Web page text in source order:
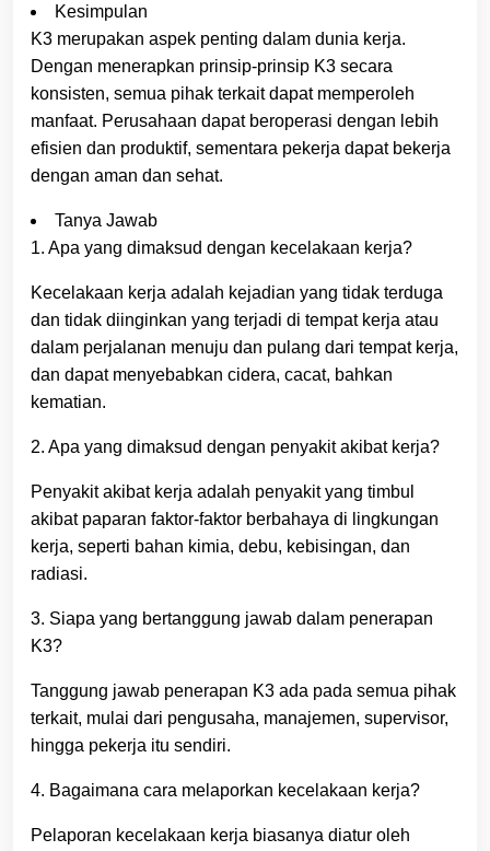
Kesimpulan
K3 merupakan aspek penting dalam dunia kerja.
Dengan menerapkan prinsip-prinsip K3 secara
konsisten, semua pihak terkait dapat memperoleh
manfaat. Perusahaan dapat beroperasi dengan lebih
efisien dan produktif, sementara pekerja dapat bekerja
dengan aman dan sehat.
Tanya Jawab
1. Apa yang dimaksud dengan kecelakaan kerja?
Kecelakaan kerja adalah kejadian yang tidak terduga
dan tidak diinginkan yang terjadi di tempat kerja atau
dalam perjalanan menuju dan pulang dari tempat kerja,
dan dapat menyebabkan cidera, cacat, bahkan
kematian.
2. Apa yang dimaksud dengan penyakit akibat kerja?
Penyakit akibat kerja adalah penyakit yang timbul
akibat paparan faktor-faktor berbahaya di lingkungan
kerja, seperti bahan kimia, debu, kebisingan, dan
radiasi.
3. Siapa yang bertanggung jawab dalam penerapan
K3?
Tanggung jawab penerapan K3 ada pada semua pihak
terkait, mulai dari pengusaha, manajemen, supervisor,
hingga pekerja itu sendiri.
4. Bagaimana cara melaporkan kecelakaan kerja?
Pelaporan kecelakaan kerja biasanya diatur oleh